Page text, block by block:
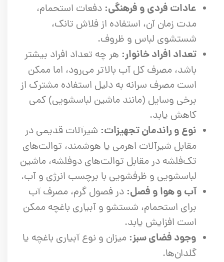
عادات فردی و فرهنگی: دفعات استحمام،
مدت زمان آن، استفاده از فلاش تانک،
شستشوی لباس و ظروف.
تعداد افراد خانوار: هر چه تعداد افراد بیشتر
باشد، مصرف کل آب بالاتر می‌رود، اما ممکن
است مصرف سرانه به دلیل استفاده مشترک از
برخی وسایل (مانند ماشین لباسشویی) کمی
کاهش یابد.
نوع و راندمان تجهیزات: شیرآلات قدیمی در
مقابل شیرآلات اهرمی یا هوشمند، توالت‌های
تک‌فلشه در مقابل توالت‌های دوفلشه، ماشین
لباسشویی و ظرفشویی با برچسب انرژی و آب.
آب و هوا و فصل: در فصول گرم، مصرف آب
برای استحمام، شستشو و آبیاری باغچه ممکن
است افزایش یابد.
وجود فضای سبز: میزان و نوع آبیاری باغچه یا
گلدان‌ها.